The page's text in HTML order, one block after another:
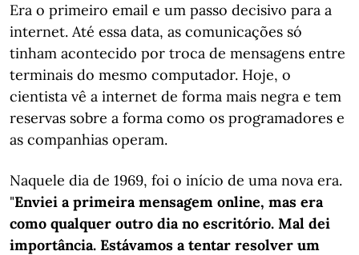
Era o primeiro email e um passo decisivo para a
internet. Até essa data, as comunicações só
tinham acontecido por troca de mensagens entre
terminais do mesmo computador. Hoje, o
cientista vê a internet de forma mais negra e tem
reservas sobre a forma como os programadores e
as companhias operam.
Naquele dia de 1969, foi o início de uma nova era.
"Enviei a primeira mensagem online, mas era
como qualquer outro dia no escritório. Mal dei
importância. Estávamos a tentar resolver um